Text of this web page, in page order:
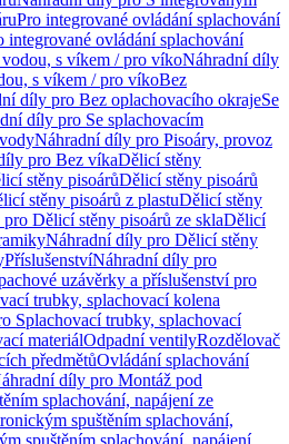
Pro integrované ovládání splachování
ovládání splachování
vodou, s víkem / pro víkoNáhradní díly
s víkem / pro víkoBez
díly pro Bez oplachovacího okrajeSe
díly pro Se splachovacím
Náhradní díly pro Pisoáry, provoz
pro Bez víkaDělicí stěny
stěny pisoárůDělicí stěny pisoárů
stěny pisoárů z plastuDělicí stěny
Dělicí stěny pisoárů ze sklaDělicí
Náhradní díly pro Dělicí stěny
PříslušenstvíNáhradní díly pro
uzávěrky a příslušenství pro
trubky, splachovací kolena
Splachovací trubky, splachovací
materiálOdpadní ventilyRozdělovač
předmětůOvládání splachování
díly pro Montáž pod
splachování, napájení ze
spuštěním splachování,
spuštěním splachování, napájení